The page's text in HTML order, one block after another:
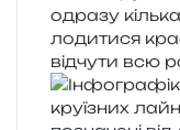
одра­зу
ло­ди­ти­ся
від­чу­ти всю